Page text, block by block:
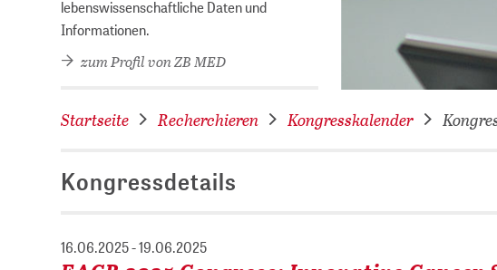
lebenswissenschaftliche Daten und
Informationen.
zum Profil von ZB MED
Startseite Recherchieren Kongresskalender
Kongressdetails
16.06.2025 - 19.06.2025